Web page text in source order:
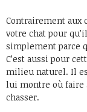
Contrairement aux
votre chat pour
simplement parce
C’est aussi pour
milieu naturel. Il
lui montre où faire
chasser.